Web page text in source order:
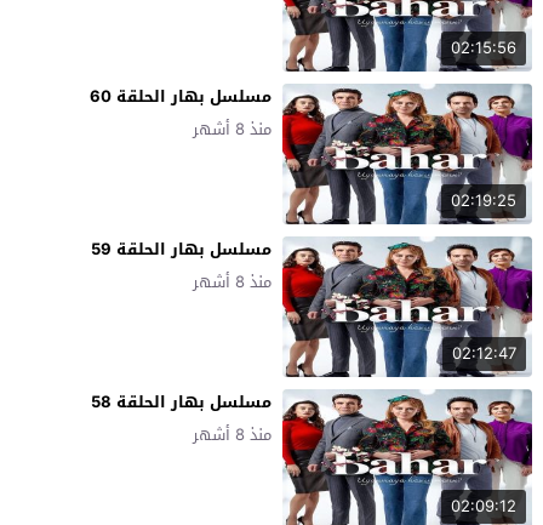
02:15:56
02:19:25
مسلسل بهار الحلقة 60
منذ 8 أشهر
02:12:47
مسلسل بهار الحلقة 59
منذ 8 أشهر
02:09:12
مسلسل بهار الحلقة 58
منذ 8 أشهر